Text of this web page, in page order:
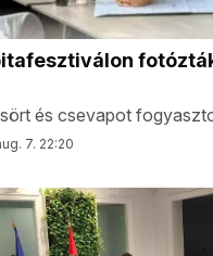
és csevapot
7. 22:20